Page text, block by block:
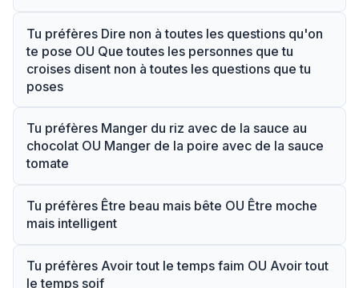
Tu préfères Dire non à toutes les questions qu'on
te pose OU Que toutes les personnes que tu
croises disent non à toutes les questions que tu
poses
Tu préfères Manger du riz avec de la sauce au
chocolat OU Manger de la poire avec de la sauce
tomate
Tu préfères Être beau mais bête OU Être moche
mais intelligent
Tu préfères Avoir tout le temps faim OU Avoir tout
le temps soif